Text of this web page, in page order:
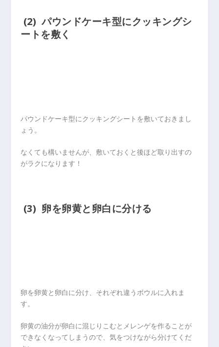
(2) パウンドケーキ型にクッキングシ
ートを敷く
パウンドケーキ型にクッキングシートを敷いておきまし
ょう。
なくても構いませんが、敷いておくと後ほど取り出すの
がラクになります！
(3) 卵を卵黄と卵白に分ける
卵を卵黄と卵白に分け、それぞれ違うボウルに入れま
す。
卵黄の油分が卵白に混じりこむとメレンゲを作ることが
できなくなってしまうので、気をつけながら分けてくだ